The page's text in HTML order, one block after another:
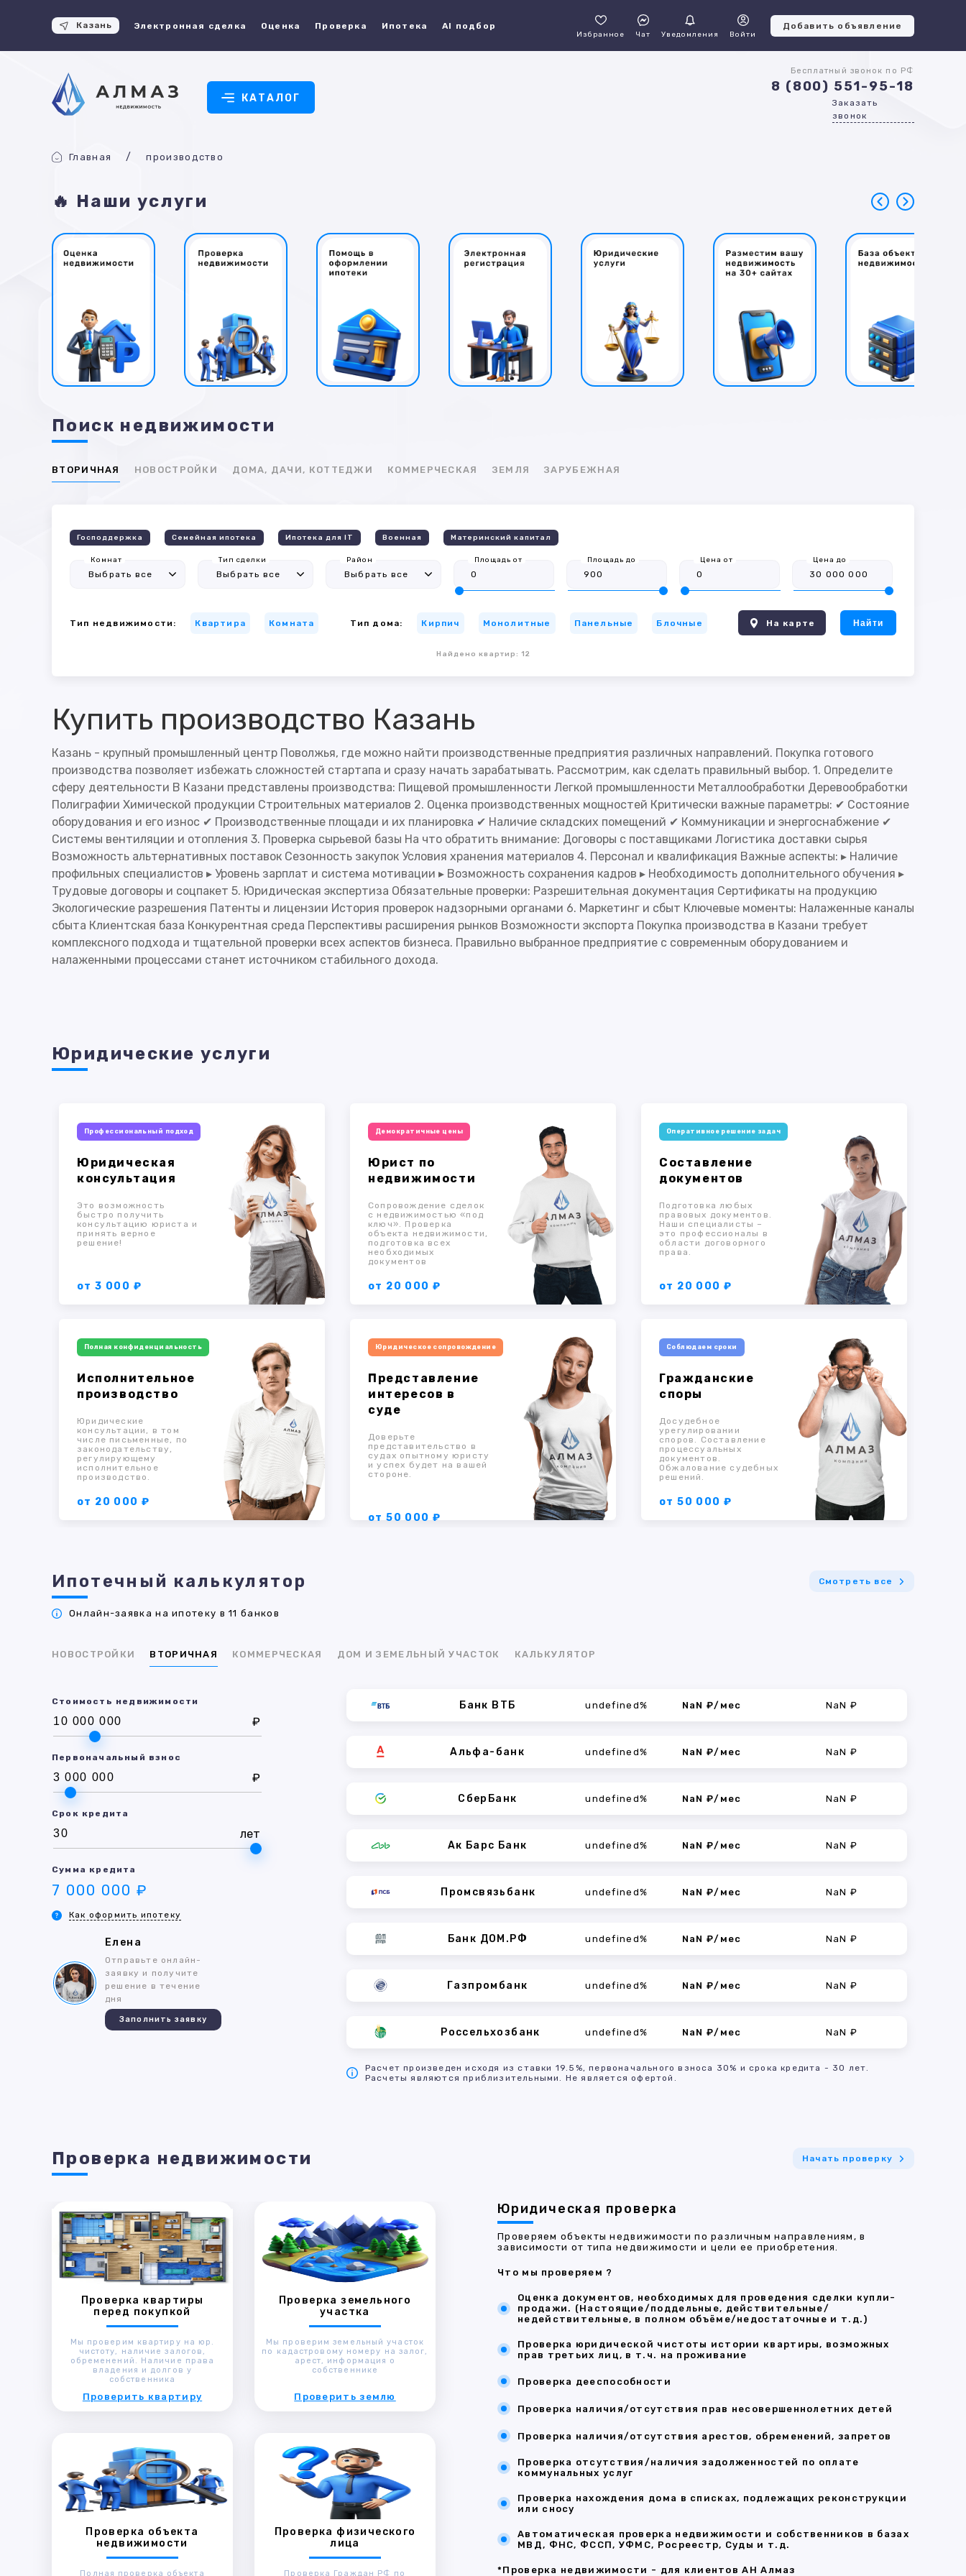
Казань Электронная сделка Оценка Проверка Ипотека AI подбор
Избранное Чат Уведомления Войти
Добавить объявление
КАТАЛОГ
Бесплатный звонок по РФ
8 (800) 551-95-18
Заказать
звонок
Главная производство
🔥 Наши услуги
Поиск недвижимости
ВТОРИЧНАЯ НОВОСТРОЙКИ ДОМА, ДАЧИ, КОТТЕДЖИ КОММЕРЧЕСКАЯ ЗЕМЛЯ ЗАРУБЕЖНАЯ
Господдержка Семейная ипотека Ипотека для IT Военная Материнский капитал
Комнат Тип сделки Район Площадь от Площадь до Цена от Цена до
Тип недвижимости: Квартира Комната Тип дома: Кирпич Монолитные Панельные Блочные На карте Найти
Найдено квартир: 12
Купить производство Казань
Казань - крупный промышленный центр Поволжья, где можно найти производственные предприятия различных направлений. Покупка готового
производства позволяет избежать сложностей стартапа и сразу начать зарабатывать. Рассмотрим, как сделать правильный выбор. 1. Определите
сферу деятельности В Казани представлены производства: Пищевой промышленности Легкой промышленности Металлообработки Деревообработки
Полиграфии Химической продукции Строительных материалов 2. Оценка производственных мощностей Критически важные параметры: ✔ Состояние
оборудования и его износ ✔ Производственные площади и их планировка ✔ Наличие складских помещений ✔ Коммуникации и энергоснабжение ✔
Системы вентиляции и отопления 3. Проверка сырьевой базы На что обратить внимание: Договоры с поставщиками Логистика доставки сырья
Возможность альтернативных поставок Сезонность закупок Условия хранения материалов 4. Персонал и квалификация Важные аспекты: ▸ Наличие
профильных специалистов ▸ Уровень зарплат и система мотивации ▸ Возможность сохранения кадров ▸ Необходимость дополнительного обучения ▸
Трудовые договоры и соцпакет 5. Юридическая экспертиза Обязательные проверки: Разрешительная документация Сертификаты на продукцию
Экологические разрешения Патенты и лицензии История проверок надзорными органами 6. Маркетинг и сбыт Ключевые моменты: Налаженные каналы
сбыта Клиентская база Конкурентная среда Перспективы расширения рынков Возможности экспорта Покупка производства в Казани требует
комплексного подхода и тщательной проверки всех аспектов бизнеса. Правильно выбранное предприятие с современным оборудованием и
налаженными процессами станет источником стабильного дохода.
Юридические услуги
Профессиональный подход
Юридическая
консультация
Это возможность
быстро получить
консультацию юриста и
принять верное
решение!
от 3 000 ₽
Демократичные цены
Юрист по
недвижимости
Сопровождение сделок
с недвижимостью «под
ключ». Проверка
объекта недвижимости,
подготовка всех
необходимых
документов
от 20 000 ₽
Оперативное решение задач
Составление
документов
Подготовка любых
правовых документов.
Наши специалисты –
это профессионалы в
области договорного
права.
от 20 000 ₽
Полная конфиденциальность
Исполнительное
производство
Юридические
консультации, в том
числе письменные, по
законодательству,
регулирующему
исполнительное
производство.
от 20 000 ₽
Юридическое сопровождение
Представление
интересов в
суде
Доверьте
представительство в
судах опытному юристу
и успех будет на вашей
стороне.
от 50 000 ₽
Соблюдаем сроки
Гражданские
споры
Досудебное
урегулировании
споров. Составление
процессуальных
документов.
Обжалование судебных
решений.
от 50 000 ₽
Ипотечный калькулятор Смотреть все
Онлайн-заявка на ипотеку в 11 банков
НОВОСТРОЙКИ ВТОРИЧНАЯ КОММЕРЧЕСКАЯ ДОМ И ЗЕМЕЛЬНЫЙ УЧАСТОК КАЛЬКУЛЯТОР
Стоимость недвижимости
₽
Первоначальный взнос
₽
Срок кредита
лет
Сумма кредита
7 000 000 ₽
Как оформить ипотеку
Елена
Отправьте онлайн-
заявку и получите
решение в течение
дня
Заполнить заявку
Банк ВТБ undefined% NaN ₽/мес NaN ₽
Альфа-банк undefined% NaN ₽/мес NaN ₽
СберБанк undefined% NaN ₽/мес NaN ₽
Ак Барс Банк undefined% NaN ₽/мес NaN ₽
Промсвязьбанк undefined% NaN ₽/мес NaN ₽
Банк ДОМ.РФ undefined% NaN ₽/мес NaN ₽
Газпромбанк undefined% NaN ₽/мес NaN ₽
Россельхозбанк undefined% NaN ₽/мес NaN ₽
Расчет произведен исходя из ставки 19.5%, первоначального взноса 30% и срока кредита - 30 лет.
Расчеты являются приблизительными. Не является офертой.
Проверка недвижимости Начать проверку
Проверка квартиры
перед покупкой
Мы проверим квартиру на юр.
чистоту, наличие залогов,
обременений. Наличие права
владения и долгов у
собственника
Проверить квартиру
Проверка земельного
участка
Мы проверим земельный участок
по кадастровому номеру на залог,
арест, информация о
собственнике
Проверить землю
Проверка объекта
недвижимости
Полная проверка объекта
Проверка физического
лица
Проверка Граждан РФ по
Юридическая проверка
Проверяем объекты недвижимости по различным направлениям, в
зависимости от типа недвижимости и цели ее приобретения.
Что мы проверяем ?
Оценка документов, необходимых для проведения сделки купли-
продажи. (Настоящие/поддельные, действительные/
недействительные, в полном объёме/недостаточные и т.д.)
Проверка юридической чистоты истории квартиры, возможных
прав третьих лиц, в т.ч. на проживание
Проверка дееспособности
Проверка наличия/отсутствия прав несовершеннолетних детей
Проверка наличия/отсутствия арестов, обременений, запретов
Проверка отсутствия/наличия задолженностей по оплате
коммунальных услуг
Проверка нахождения дома в списках, подлежащих реконструкции
или сносу
Автоматическая проверка недвижимости и собственников в базах
МВД, ФНС, ФССП, УФМС, Росреестр, Суды и т.д.
*Проверка недвижимости - для клиентов АН Алмаз